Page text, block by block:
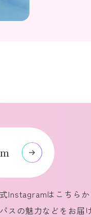
Instagramはこちらか
スの魅力などをお届